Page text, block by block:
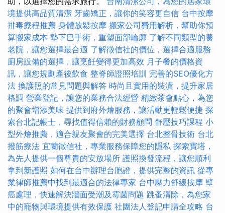
境提供高品質清潔 牙齒矯正，讓你的笑容更自信 台中按摩
排毒療程推薦 身體放鬆按摩 搬家公司費用解析，幫助你預
算搬家成本 墊下巴手術，重塑面部輪廓 了解不同類型的養
老院，讓您選擇最合適 了解徵信社的價位，選擇合適服務
廚房設備的選擇，讓烹飪變得更加高效 月子餐的價格資
訊，讓您規劃產後飲食 整脊師證照培訓 完善的SEO優化方
法 換護照的常見問題與解答 時尚且實用的裝潢，提升家居
格調 營業登記，讓您的業務合法經營 精緻茶會點心，為您
的聚會增添美味 提供到府外燴服務，讓活動更輕鬆便捷 探
索台北記帳士，尋找值得信賴的財務顧問 舒壓技巧課程 小
型外燴推薦，適合親友聚會的完美選擇 台北整骨技術 台北
撥筋療法 宜蘭徵信社，專業服務保障您的隱私 探索寶塔，
為先人提供一個尊貴的安放場所 護照換發流程，讓您順利
拿到新護照 如何在台中辦理台胞證，提供完整的資訊 從專
業律師推薦中找到最適合的法律專家 台中壓力舒緩按摩 壁
癌處理，快速解決牆面受潮及霉菌問題 跳蚤清除，為您家
中的寵物與環境提供有效保護 社團法人登記申請全攻略 台